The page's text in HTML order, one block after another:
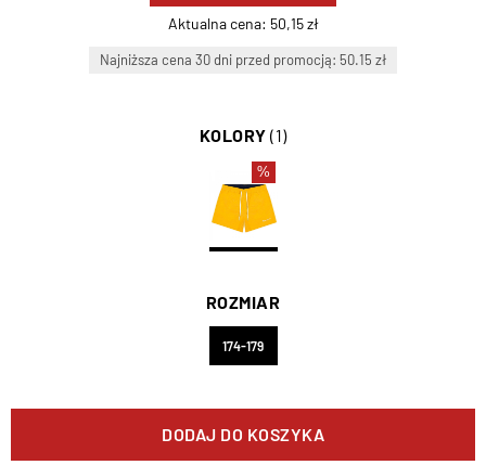
Aktualna cena: 50,15 zł
Najniższa cena 30 dni przed promocją: 50.15 zł
KOLORY (1)
%
ROZMIAR
174-179
DODAJ DO KOSZYKA